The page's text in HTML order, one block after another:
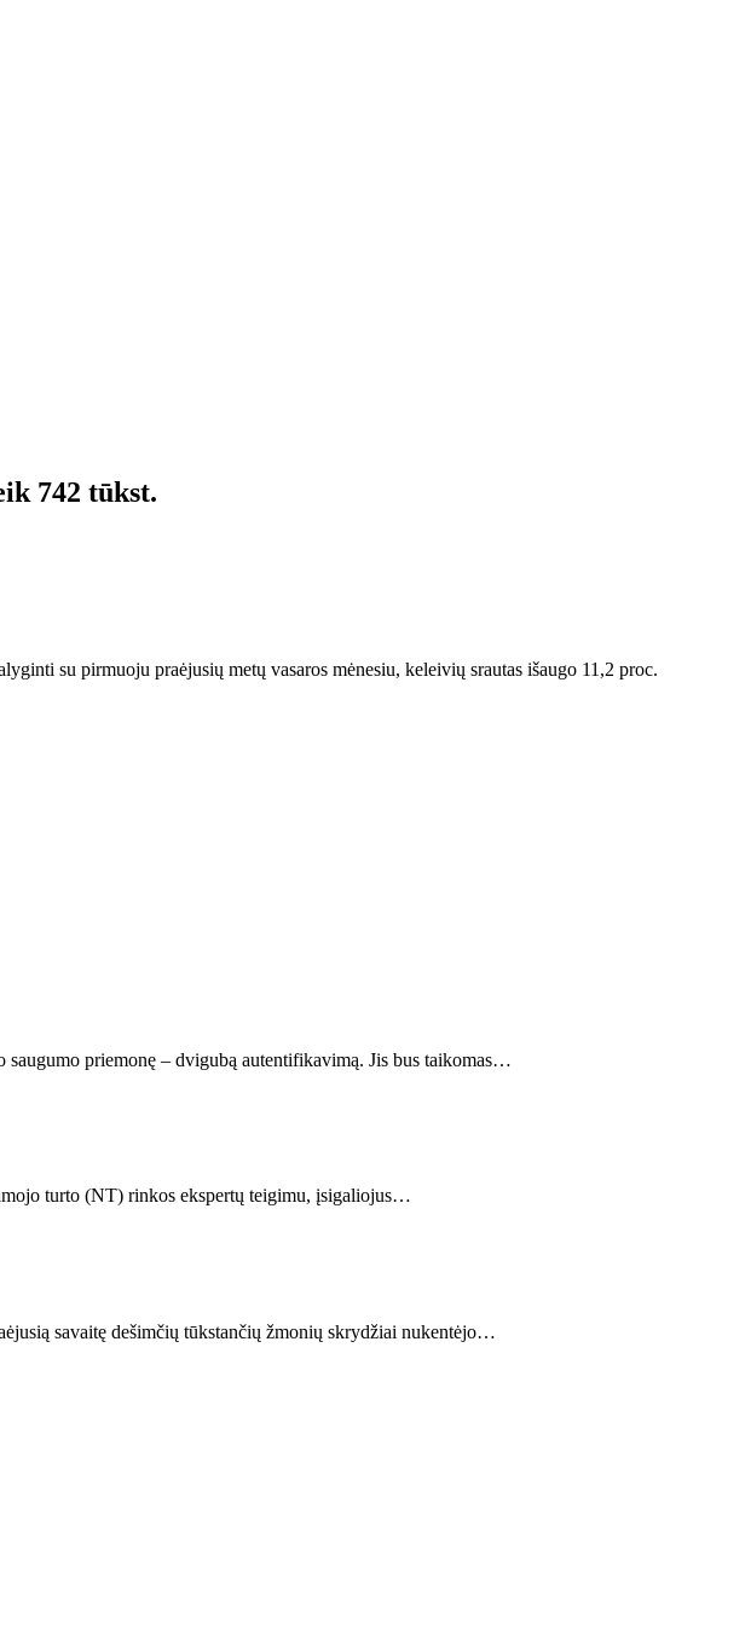
742 tūkst.
su pirmuoju praėjusių metų vasaros mėnesiu, keleivių srautas išaugo 11,2 proc.
priemonę – dvigubą autentifikavimą. Jis bus taikomas…
turto (NT) rinkos ekspertų teigimu, įsigaliojus…
savaitę dešimčių tūkstančių žmonių skrydžiai nukentėjo…